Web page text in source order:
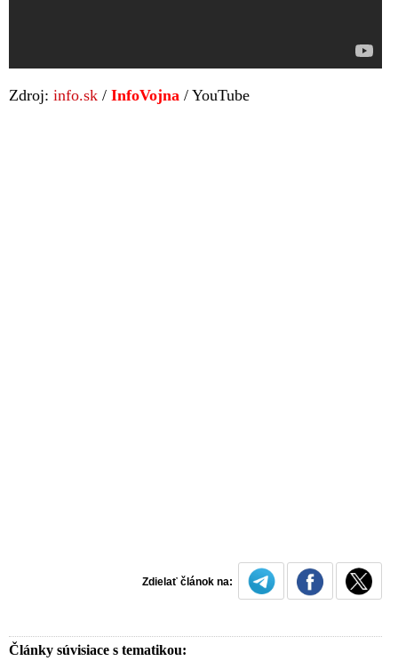
Zdroj: info.sk / InfoVojna / YouTube
Zdielať článok na:
Články súvisiace s tematikou: